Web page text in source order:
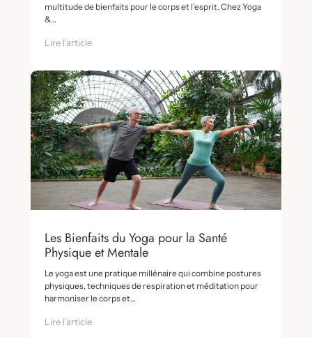
multitude de bienfaits pour le corps et l’esprit. Chez Yoga
&…
Lire l’article
Les Bienfaits du Yoga pour la Santé
Physique et Mentale
Le yoga est une pratique millénaire qui combine postures
physiques, techniques de respiration et méditation pour
harmoniser le corps et…
Lire l’article